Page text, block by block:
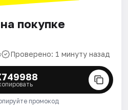
покупке
Проверено: 1 минуту назад
промокод